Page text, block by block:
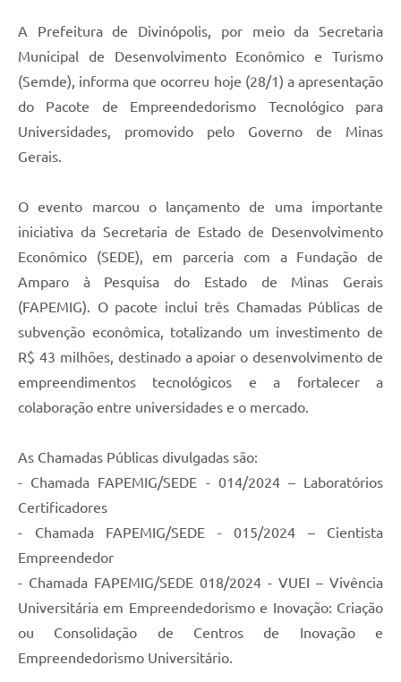
A Prefeitura de Divinópolis, por meio da Secretaria
Municipal de Desenvolvimento Econômico e Turismo
(Semde), informa que ocorreu hoje (28/1) a apresentação
do Pacote de Empreendedorismo Tecnológico para
Universidades, promovido pelo Governo de Minas
Gerais.
O evento marcou o lançamento de uma importante
iniciativa da Secretaria de Estado de Desenvolvimento
Econômico (SEDE), em parceria com a Fundação de
Amparo à Pesquisa do Estado de Minas Gerais
(FAPEMIG). O pacote inclui três Chamadas Públicas de
subvenção econômica, totalizando um investimento de
R$ 43 milhões, destinado a apoiar o desenvolvimento de
empreendimentos tecnológicos e a fortalecer a
colaboração entre universidades e o mercado.
As Chamadas Públicas divulgadas são:
- Chamada FAPEMIG/SEDE - 014/2024 – Laboratórios
Certificadores
- Chamada FAPEMIG/SEDE - 015/2024 – Cientista
Empreendedor
- Chamada FAPEMIG/SEDE 018/2024 - VUEI – Vivência
Universitária em Empreendedorismo e Inovação: Criação
ou Consolidação de Centros de Inovação e
Empreendedorismo Universitário.